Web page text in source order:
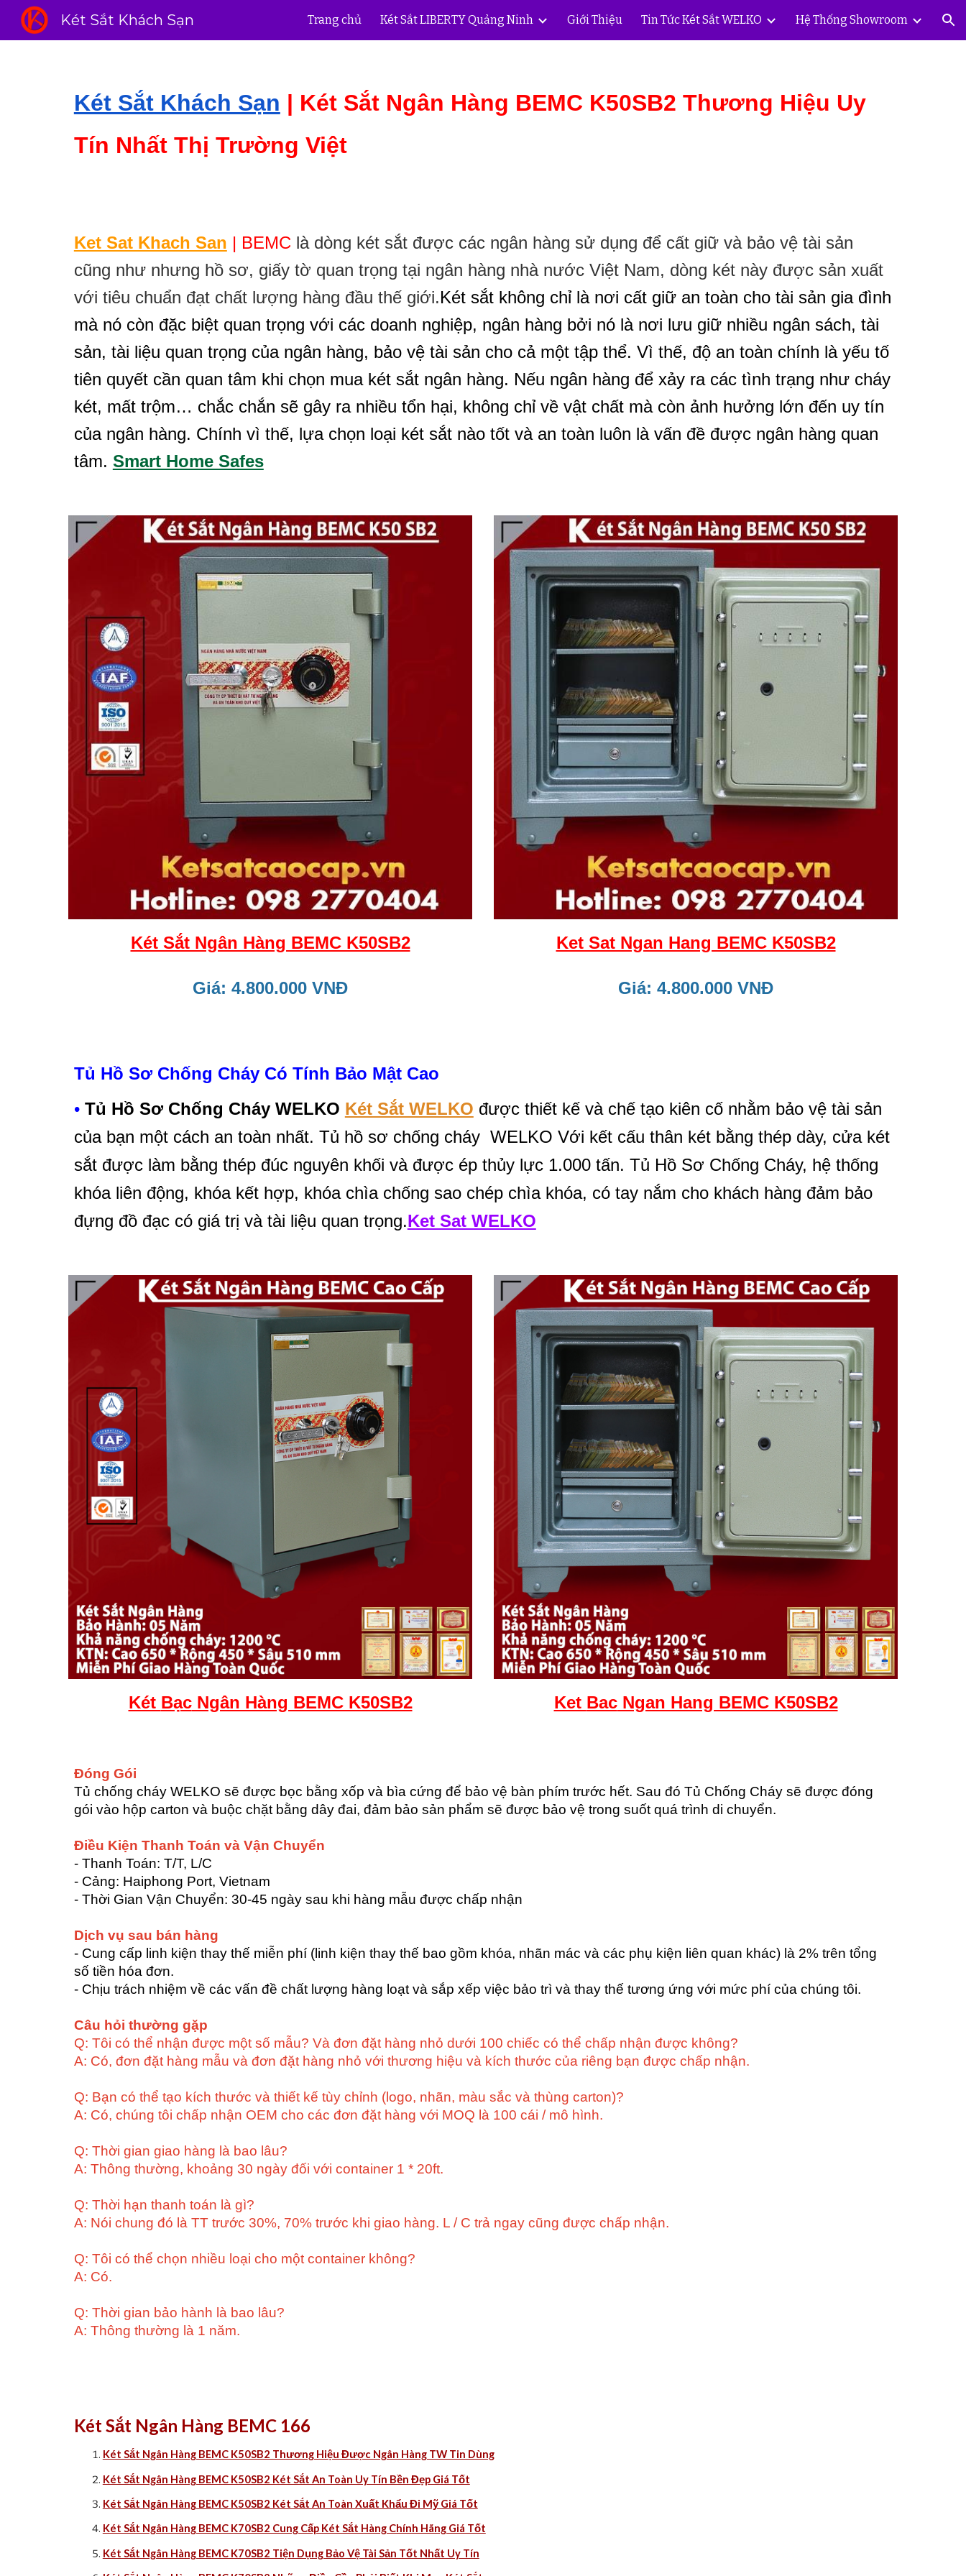
Skip to main content Skip to navigation
Két Sắt Khách Sạn Trang chủ Két Sắt LIBERTY Quảng Ninh Giới Thiệu Tin Tức Két Sắt WELKO Hệ Thống Showroom
Két Sắt Khách Sạn | Két Sắt Ngân Hàng BEMC K50SB2 Thương Hiệu Uy
Tín Nhất Thị Trường Việt
Ket Sat Khach San | BEMC là dòng két sắt được các ngân hàng sử dụng để cất giữ và bảo vệ tài sản
cũng như nhưng hồ sơ, giấy tờ quan trọng tại ngân hàng nhà nước Việt Nam, dòng két này được sản xuất
với tiêu chuẩn đạt chất lượng hàng đầu thế giới.Két sắt không chỉ là nơi cất giữ an toàn cho tài sản gia đình
mà nó còn đặc biệt quan trọng với các doanh nghiệp, ngân hàng bởi nó là nơi lưu giữ nhiều ngân sách, tài
sản, tài liệu quan trọng của ngân hàng, bảo vệ tài sản cho cả một tập thể. Vì thế, độ an toàn chính là yếu tố
tiên quyết cần quan tâm khi chọn mua két sắt ngân hàng. Nếu ngân hàng để xảy ra các tình trạng như cháy
két, mất trộm… chắc chắn sẽ gây ra nhiều tổn hại, không chỉ về vật chất mà còn ảnh hưởng lớn đến uy tín
của ngân hàng. Chính vì thế, lựa chọn loại két sắt nào tốt và an toàn luôn là vấn đề được ngân hàng quan
tâm. Smart Home Safes
Két Sắt Ngân Hàng BEMC K50SB2
Giá: 4.800.000 VNĐ
Ket Sat Ngan Hang BEMC K50SB2
Giá: 4.800.000 VNĐ
Tủ Hồ Sơ Chống Cháy Có Tính Bảo Mật Cao
• Tủ Hồ Sơ Chống Cháy WELKO Két Sắt WELKO được thiết kế và chế tạo kiên cố nhằm bảo vệ tài sản
của bạn một cách an toàn nhất. Tủ hồ sơ chống cháy WELKO Với kết cấu thân két bằng thép dày, cửa két
sắt được làm bằng thép đúc nguyên khối và được ép thủy lực 1.000 tấn. Tủ Hồ Sơ Chống Cháy, hệ thống
khóa liên động, khóa kết hợp, khóa chìa chống sao chép chìa khóa, có tay nắm cho khách hàng đảm bảo
đựng đồ đạc có giá trị và tài liệu quan trọng.Ket Sat WELKO
Két BạcNgân Hàng BEMC K50SB2 Ket BacNgan Hang BEMC K50SB2
Đóng Gói
Tủ chống cháy WELKO sẽ được bọc bằng xốp và bìa cứng để bảo vệ bàn phím trước hết. Sau đó Tủ Chống Cháy sẽ được đóng
gói vào hộp carton và buộc chặt bằng dây đai, đảm bảo sản phẩm sẽ được bảo vệ trong suốt quá trình di chuyển.
Điều Kiện Thanh Toán và Vận Chuyển
- Thanh Toán: T/T, L/C
- Cảng: Haiphong Port, Vietnam
- Thời Gian Vận Chuyển: 30-45 ngày sau khi hàng mẫu được chấp nhận
Dịch vụ sau bán hàng
- Cung cấp linh kiện thay thế miễn phí (linh kiện thay thế bao gồm khóa, nhãn mác và các phụ kiện liên quan khác) là 2% trên tổng
số tiền hóa đơn.
- Chịu trách nhiệm về các vấn đề chất lượng hàng loạt và sắp xếp việc bảo trì và thay thế tương ứng với mức phí của chúng tôi.
Câu hỏi thường gặp
Q: Tôi có thể nhận được một số mẫu? Và đơn đặt hàng nhỏ dưới 100 chiếc có thể chấp nhận được không?
A: Có, đơn đặt hàng mẫu và đơn đặt hàng nhỏ với thương hiệu và kích thước của riêng bạn được chấp nhận.
Q: Bạn có thể tạo kích thước và thiết kế tùy chỉnh (logo, nhãn, màu sắc và thùng carton)?
A: Có, chúng tôi chấp nhận OEM cho các đơn đặt hàng với MOQ là 100 cái / mô hình.
Q: Thời gian giao hàng là bao lâu?
A: Thông thường, khoảng 30 ngày đối với container 1 * 20ft.
Q: Thời hạn thanh toán là gì?
A: Nói chung đó là TT trước 30%, 70% trước khi giao hàng. L / C trả ngay cũng được chấp nhận.
Q: Tôi có thể chọn nhiều loại cho một container không?
A: Có.
Q: Thời gian bảo hành là bao lâu?
A: Thông thường là 1 năm.
Két Sắt Ngân Hàng BEMC 166
Két Sắt Ngân Hàng BEMC K50SB2 Thương Hiệu Được Ngân Hàng TW Tin Dùng
Két Sắt Ngân Hàng BEMC K50SB2 Két Sắt An Toàn Uy Tín Bền Đẹp Giá Tốt
Két Sắt Ngân Hàng BEMC K50SB2 Két Sắt An Toàn Xuất Khẩu Đi Mỹ Giá Tốt
Két Sắt Ngân Hàng BEMC K70SB2 Cung Cấp Két Sắt Hàng Chính Hãng Giá Tốt
Két Sắt Ngân Hàng BEMC K70SB2 Tiện Dụng Bảo Vệ Tài Sản Tốt Nhất Uy Tín